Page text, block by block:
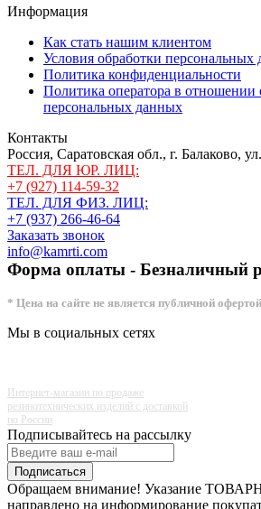
Информация
Как стать нашим клиентом
Условия обработки персональных
Политика конфиденциальности
Политика оператора в отношении
персональных данных
Контакты
Россия, Саратовская обл., г. Балаково,
ТЕЛ. ДЛЯ ЮР. ЛИЦ:
+7 (927) 114-59-32
ТЕЛ. ДЛЯ ФИЗ. ЛИЦ:
+7 (937) 266-46-64
Заказать звонок
info@kamrti.com
Форма оплаты - Безналичный
* Цена на сайте не является публичной офертой
Мы в социальных сетях
Интернет-магазин по продаже
резинотехнических изделий с доставкой
по России
Подписывайтесь на рассылку
Подписаться
Обращаем внимание! Указание
направлено на информирование